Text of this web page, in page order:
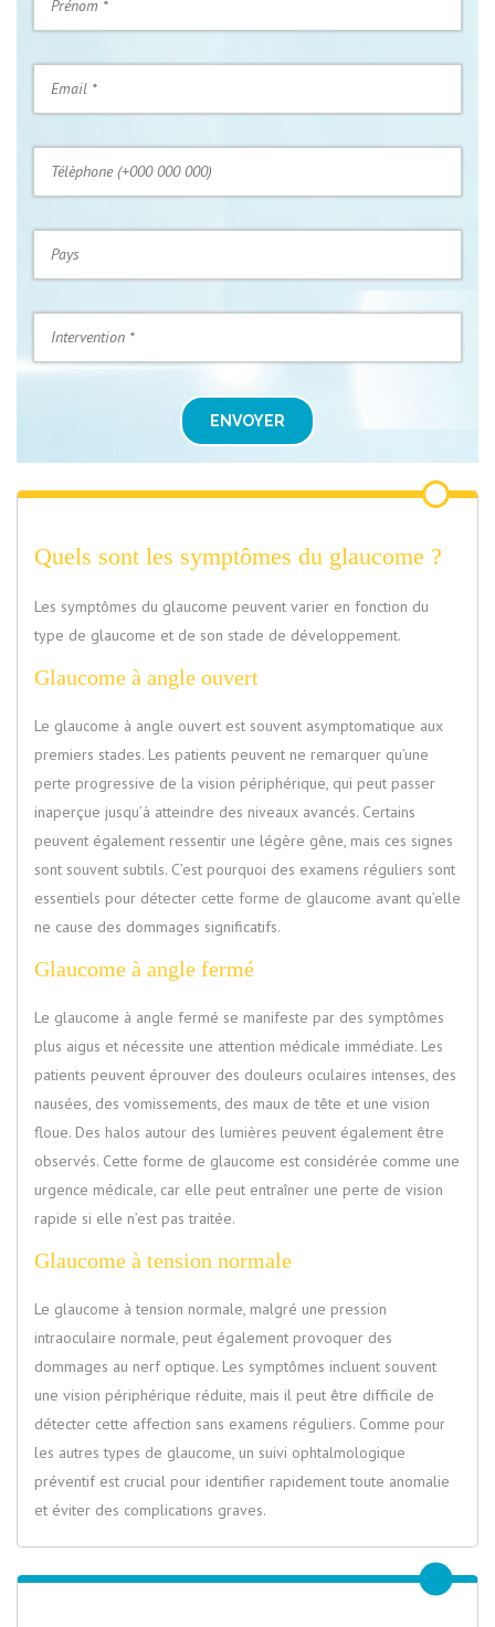
ENVOYER
Quels sont les symptômes du glaucome ?
Les symptômes du glaucome peuvent varier en fonction du
type de glaucome et de son stade de développement.
Glaucome à angle ouvert
Le glaucome à angle ouvert est souvent asymptomatique aux
premiers stades. Les patients peuvent ne remarquer qu’une
perte progressive de la vision périphérique, qui peut passer
inaperçue jusqu’à atteindre des niveaux avancés. Certains
peuvent également ressentir une légère gêne, mais ces signes
sont souvent subtils. C’est pourquoi des examens réguliers sont
essentiels pour détecter cette forme de glaucome avant qu’elle
ne cause des dommages significatifs.
Glaucome à angle fermé
Le glaucome à angle fermé se manifeste par des symptômes
plus aigus et nécessite une attention médicale immédiate. Les
patients peuvent éprouver des douleurs oculaires intenses, des
nausées, des vomissements, des maux de tête et une vision
floue. Des halos autour des lumières peuvent également être
observés. Cette forme de glaucome est considérée comme une
urgence médicale, car elle peut entraîner une perte de vision
rapide si elle n’est pas traitée.
Glaucome à tension normale
Le glaucome à tension normale, malgré une pression
intraoculaire normale, peut également provoquer des
dommages au nerf optique. Les symptômes incluent souvent
une vision périphérique réduite, mais il peut être difficile de
détecter cette affection sans examens réguliers. Comme pour
les autres types de glaucome, un suivi ophtalmologique
préventif est crucial pour identifier rapidement toute anomalie
et éviter des complications graves.